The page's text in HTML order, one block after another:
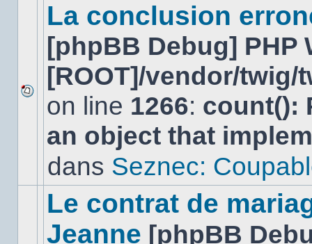
Aucun
nouveau
message
non-
dans
La conclusion
[phpBB Debug] PHP
[ROOT]/vendor/
on line 1266: count():
an object that
dans Seznec:
Le contrat de
Jeanne [phpBB